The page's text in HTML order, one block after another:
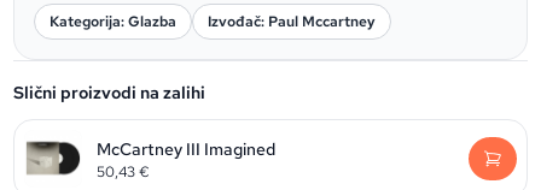
Kategorija: Glazba Izvođač: Paul Mccartney
Slični proizvodi na zalihi
McCartney III Imagined
50,43€